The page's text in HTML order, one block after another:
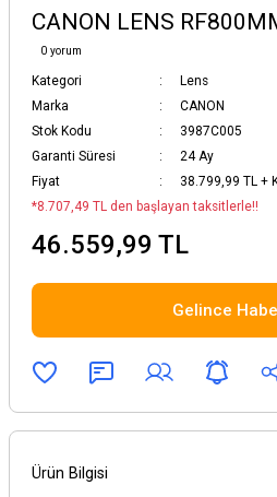
CANON LENS
0 yorum
Kategori
Lens
Marka
CANON
Stok Kodu
3987C005
Garanti Süresi
24 Ay
Fiyat
38.799,99 TL +
*8.707,49 TL den başlayan taksitlerle!!
46.559,99 TL
Gelince
Ürün Bilgisi